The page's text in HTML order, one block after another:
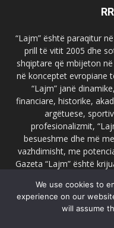
“Lajm” është paraqitur
prill të vitit 2005 dhe
shqiptare që mbijeton
në konceptet evropiane
“Lajm” janë
financiare, historike,
argëtuese,
profesionalizmit,
besueshme dhe më
vazhdimisht, me
Gazeta “Lajm” është
faqja zyrtare e gazetës
ndër portalet
We use cookies to
experience on our
will assume